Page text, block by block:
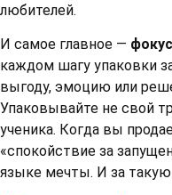
любителей.
И самое главное —
каждом шагу упаковки
выгоду, эмоцию или
Упаковывайте не свой
ученика. Когда вы
«спокойствие за
языке мечты. И за